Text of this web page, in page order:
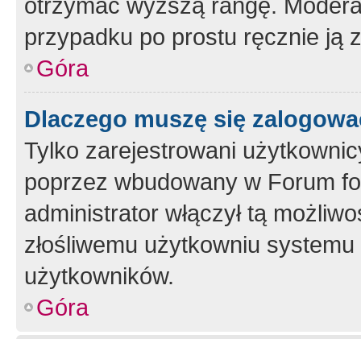
przypadku po prostu ręcznie ją
Góra
Dlaczego muszę się
Tylko zarejestrowani
poprzez wbudowany w Forum
administrator włączył tą
złośliwemu użytkowniu
użytkowników.
Góra